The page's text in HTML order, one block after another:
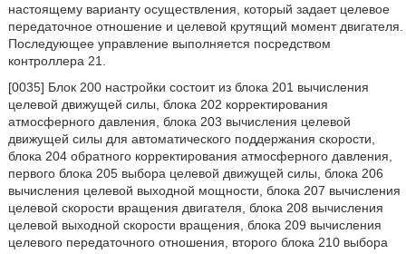
настоящему варианту осуществления, который задает целевое
передаточное отношение и целевой крутящий момент двигателя.
Последующее управление выполняется посредством
контроллера 21.
[0035] Блок 200 настройки состоит из блока 201 вычисления
целевой движущей силы, блока 202 корректирования
атмосферного давления, блока 203 вычисления целевой
движущей силы для автоматического поддержания скорости,
блока 204 обратного корректирования атмосферного давления,
первого блока 205 выбора целевой движущей силы, блока 206
вычисления целевой выходной мощности, блока 207 вычисления
целевой скорости вращения двигателя, блока 208 вычисления
целевой выходной скорости вращения, блока 209 вычисления
целевого передаточного отношения, второго блока 210 выбора